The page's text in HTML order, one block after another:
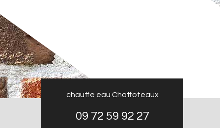
chauffe eau Chaffoteaux
09 72 59 92 27